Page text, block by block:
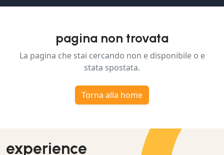
pagina non trovata
La pagina che stai cercando non e disponibile o e
stata spostata.
Torna alla home
experience